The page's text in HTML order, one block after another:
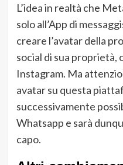
L’idea in realtà che
solo all’App di
creare l’avatar della
social di sua proprietà,
Instagram. Ma
avatar su questa
successivamente
Whatsapp e sarà
capo.